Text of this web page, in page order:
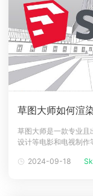
瑞兔百宝箱
AI视频插帧
瑞兔百宝箱
AI视频插帧
瑞兔百宝箱
AI视频插帧
瑞兔百宝箱
AI视频插帧
瑞兔百宝箱
AI视频插帧
瑞兔百宝箱
AI视频插帧
Cinema 4D云
Blender 云渲
Maya AI渲染
Cinema 4D云
Blender 云渲
Maya AI渲染
Cinema 4D云
Blender 云渲
Maya AI渲染
Cinema 4D云
Blender 云渲
Maya AI渲染
Cinema 4D云
Blender 云渲
Maya AI渲染
Cinema 4D云
Blender 云渲
Maya AI渲染
价格
动画价格
效果图价格
云制作价格
动画价格
效果图价格
云制作价格
动画价格
效果图价格
云制作价格
动画价格
效果图价格
云制作价格
动画价格
效果图价格
云制作价格
动画价格
效果图价格
云制作价格
案例
资讯&赛事
新闻资讯
渲染百科
渲染大赛
泛CG交流会
新闻资讯
渲染百科
渲染大赛
泛CG交流会
新闻资讯
渲染百科
渲染大赛
泛CG交流会
新闻资讯
渲染百科
渲染大赛
泛CG交流会
新闻资讯
渲染百科
渲染大赛
泛CG交流会
新闻资讯
渲染百科
渲染大赛
泛CG交流会
特惠专区
教育优惠
教育优惠
教育优惠
教育优惠
教育优惠
教育优惠
关于我们
下载
草图大师如何渲
草图大师是一款专业
设计等电影和电视制作
的，为了给客户或观众
2024-09-18